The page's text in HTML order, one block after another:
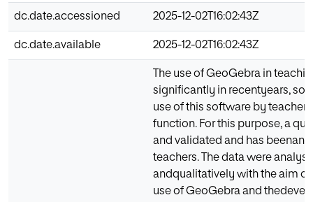
dc.date.accessioned 2025-12-02T16:02:43Z
dc.date.available 2025-12-02T16:02:43Z
The use of GeoGebra in
significantly in recentyears, so
use of this software by
function. For this purpose, a
and validated and has
teachers. The data were
andqualitatively with the aim
use of GeoGebra and